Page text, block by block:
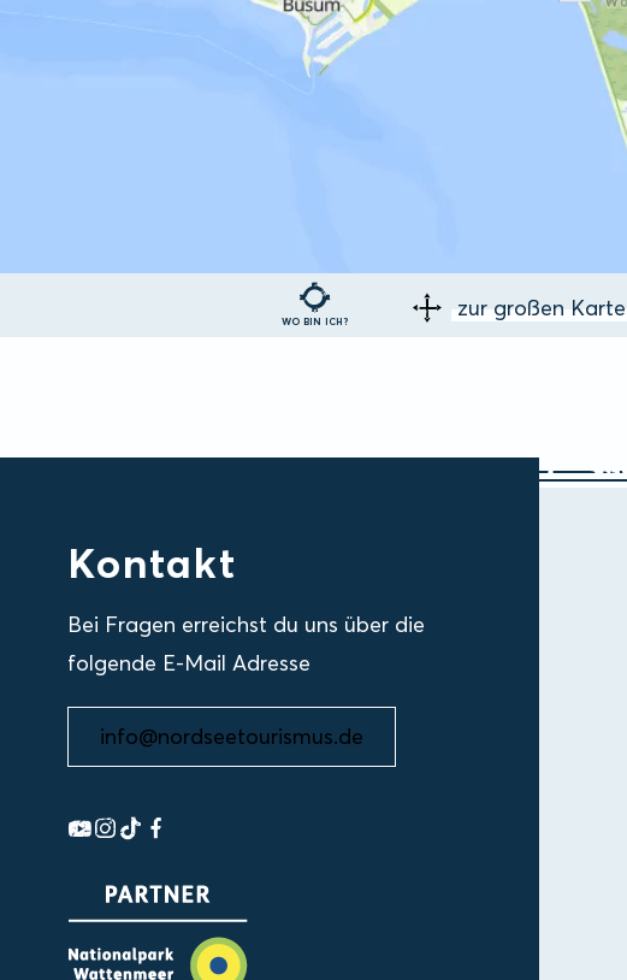
WO BIN ICH? zur großen Karte
Kontakt
Bei Fragen erreichst du uns über die
folgende E-Mail Adresse
info@nordseetourismus.de